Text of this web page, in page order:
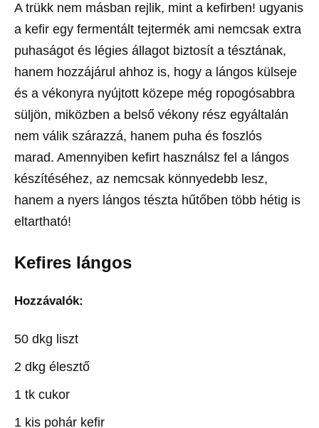
A trükk nem másban rejlik, mint a kefirben! ugyanis
a kefir egy fermentált tejtermék ami nemcsak extra
puhaságot és légies állagot biztosít a tésztának,
hanem hozzájárul ahhoz is, hogy a lángos külseje
és a vékonyra nyújtott közepe még ropogósabbra
süljön, miközben a belső vékony rész egyáltalán
nem válik szárazzá, hanem puha és foszlós
marad. Amennyiben kefirt használsz fel a lángos
készítéséhez, az nemcsak könnyedebb lesz,
hanem a nyers lángos tészta hűtőben több hétig is
eltartható!
Kefires lángos
Hozzávalók:
50 dkg liszt
2 dkg élesztő
1 tk cukor
1 kis pohár kefir